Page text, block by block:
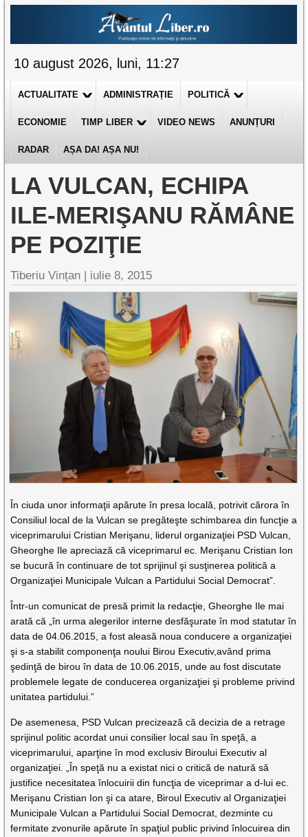
10 august 2026, luni, 11:27
ACTUALITATE ADMINISTRAȚIE POLITICĂ
ECONOMIE TIMP LIBER VIDEO NEWS ANUNȚURI
RADAR AȘA DA! AȘA NU!
LA VULCAN, ECHIPA
ILE-MERIŞANU RĂMÂNE
PE POZIŢIE
Tiberiu Vințan | iulie 8, 2015
În ciuda unor informaţii apărute în presa locală, potrivit cărora în
Consiliul local de la Vulcan se pregăteşte schimbarea din funcţie a
viceprimarului Cristian Merişanu, liderul organizaţiei PSD Vulcan,
Gheorghe Ile apreciază că viceprimarul ec. Merişanu Cristian Ion
se bucură în continuare de tot sprijinul şi susţinerea politică a
Organizaţiei Municipale Vulcan a Partidului Social Democrat”.
Într-un comunicat de presă primit la redacţie, Gheorghe Ile mai
arată că „în urma alegerilor interne desfăşurate în mod statutar în
data de 04.06.2015, a fost aleasă noua conducere a organizaţiei
şi s-a stabilit componenţa noului Birou Executiv,având prima
şedinţă de birou în data de 10.06.2015, unde au fost discutate
problemele legate de conducerea organizaţiei şi probleme privind
unitatea partidului.”
De asemenesa, PSD Vulcan precizează că decizia de a retrage
sprijinul politic acordat unui consilier local sau în speţă, a
viceprimarului, aparţine în mod exclusiv Biroului Executiv al
organizaţiei. „În speţă nu a existat nici o critică de natură să
justifice necesitatea înlocuirii din funcţia de viceprimar a d-lui ec.
Merişanu Cristian Ion şi ca atare, Biroul Executiv al Organizaţiei
Municipale Vulcan a Partidului Social Democrat, dezminte cu
fermitate zvonurile apărute în spaţiul public privind înlocuirea din